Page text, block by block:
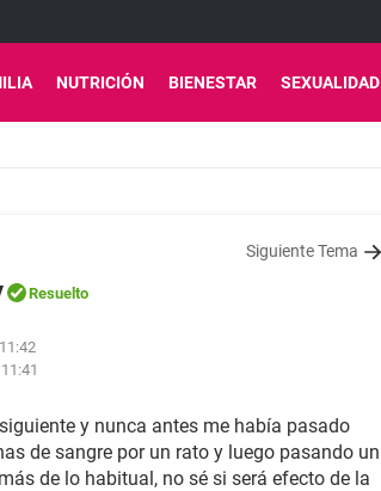
NUTRICIÓN BIENESTAR SEXUALIDAD
Siguiente Tema
Resuelto
y nunca antes me había pasado
de sangre por un rato y luego pasando un
de lo habitual, no sé si será efecto de la